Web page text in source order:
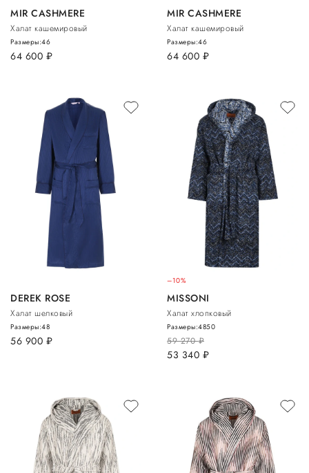
MIR CASHMERE
Халат кашемировый
64 600 руб.
Размеры:46
MIR CASHMERE
Халат кашемировый
64 600 руб.
Размеры:46
DEREK ROSE
Халат шелковый
56 900 руб.
Размеры:48
–10%
MISSONI
Халат хлопковый
59 270руб.
53 340 руб.
Размеры:4850